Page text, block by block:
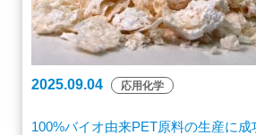
2025.09.04 応用化学
100%バイオ由来PET原料の⽣産に成